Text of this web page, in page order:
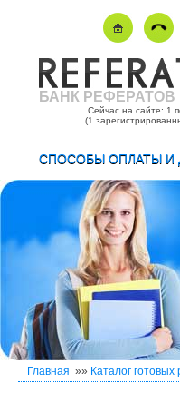
БАНК
Сейчас на сайте: 1
(1
СПОСОБЫ ОПЛАТЫ И
Главная »» Каталог готовых